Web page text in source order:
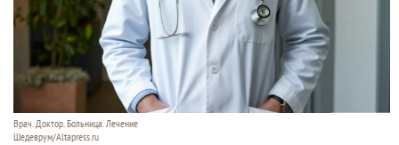
Врач. Доктор. Больница. Лечение
Шедеврум/Altapress.ru